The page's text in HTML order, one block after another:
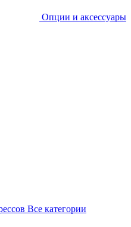
Опции и аксессуары
Все категории